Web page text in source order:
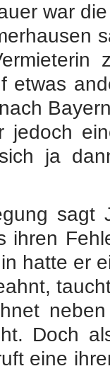
war
etwas
jedoch
ja
sagt
ihren
hatte er
Doch
eine